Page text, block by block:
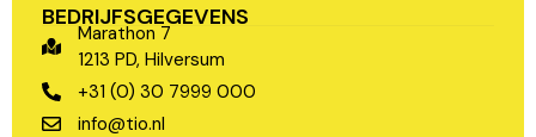
BEDRIJFSGEGEVENS
Marathon 7
1213 PD, Hilversum
+31 (0) 30 7999 000
info@tio.nl